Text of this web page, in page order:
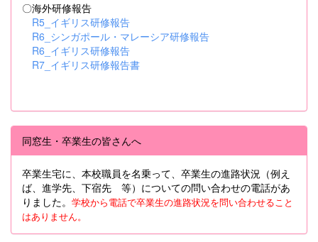
〇海外研修報告
R5_イギリス研修報告
R6_シンガポール・マレーシア研修報告
R6_イギリス研修報告
R7_イギリス研修報告書
同窓生・卒業生の皆さんへ
卒業生宅に、本校職員を名乗って、卒業生の進路状況（例え
ば、進学先、下宿先 等）についての問い合わせの電話があ
りました。 学校から電話で卒業生の進路状況を問い合わせること
はありません。